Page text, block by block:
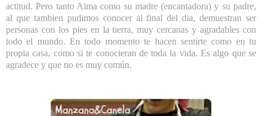
actitud. Pero tanto Alma como su madre (encantadora) y su padre,
al que tambien pudimos conocer al final del dia, demuestran ser
personas con los pies en la tierra, muy cercanas y agradables con
todo el mundo. En todo momento te hacen sentirte como en tu
propia casa, como si te conocieran de toda la vida. Es algo que se
agradece y que no es muy común.